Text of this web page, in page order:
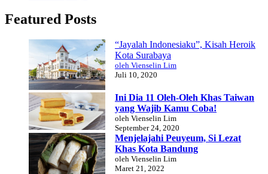
Featured Posts
“Jayalah Indonesiaku”, Kisah Heroik
Kota Surabaya
oleh Vienselin Lim
Juli 10, 2020
Ini Dia 11 Oleh-Oleh Khas Taiwan
yang Wajib Kamu Coba!
oleh Vienselin Lim
September 24, 2020
Menjelajahi Peuyeum, Si Lezat
Khas Kota Bandung
oleh Vienselin Lim
Maret 21, 2022